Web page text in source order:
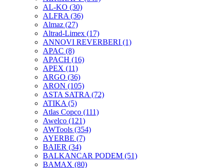
AL-KO (30)
ALFRA (36)
Almaz (27)
Altrad-Limex (17)
ANNOVI REVERBERI (1)
APAC (8)
APACH (16)
APEX (11)
ARGO (36)
ARON (105)
ASTA SATRA (72)
ATIKA (5)
Atlas Copco (111)
Awelco (121)
AWTools (354)
AYERBE (7)
BAIER (34)
BALKANCAR PODEM (51)
BAMAX (80)